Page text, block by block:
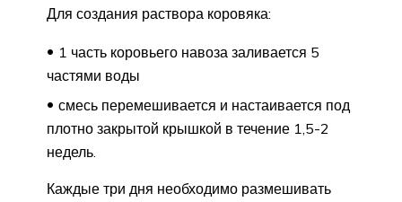
Для создания раствора коровяка:
1 часть коровьего навоза заливается 5
частями воды
смесь перемешивается и настаивается под
плотно закрытой крышкой в течение 1,5-2
недель.
Каждые три дня необходимо размешивать